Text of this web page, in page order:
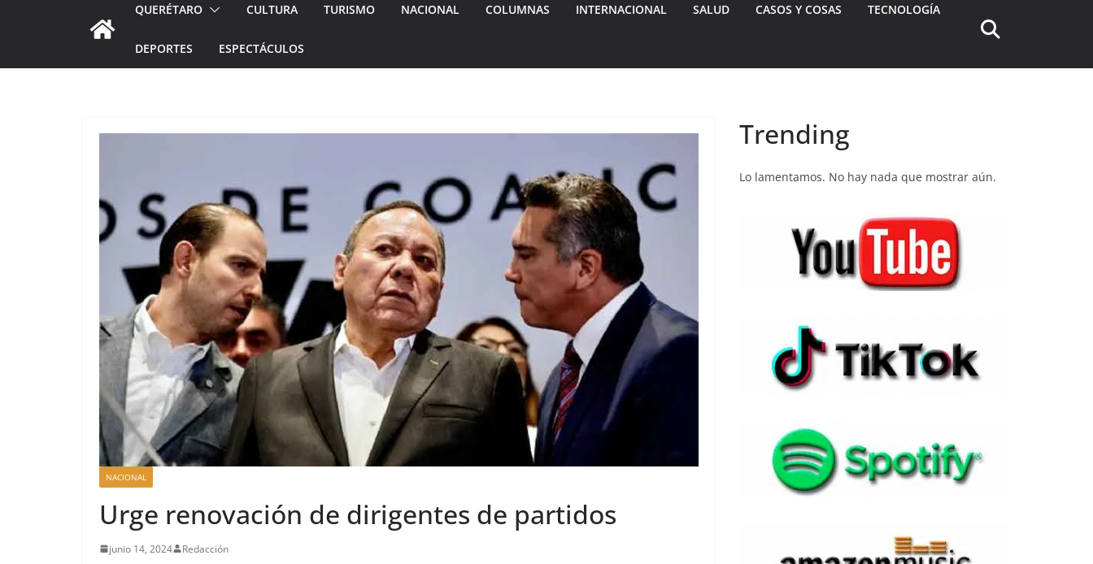
QUERÉTARO CULTURA TURISMO NACIONAL COLUMNAS INTERNACIONAL SALUD CASOS Y COSAS TECNOLOGÍA
DEPORTES ESPECTÁCULOS
NACIONAL
Urge renovación de dirigentes de partidos
junio 14, 2024 Redacción
Trending
Lo lamentamos. No hay nada que mostrar aún.